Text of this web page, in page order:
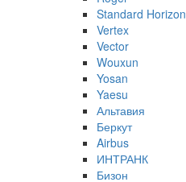
Standard Horizon
Vertex
Vector
Wouxun
Yosan
Yaesu
Альтавия
Беркут
Airbus
ИНТРАНК
Бизон